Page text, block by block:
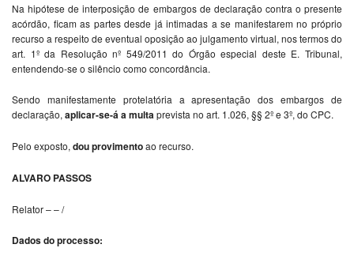
Na hipótese de interposição de embargos de declaração contra o presente
acórdão, ficam as partes desde já intimadas a se manifestarem no próprio
recurso a respeito de eventual oposição ao julgamento virtual, nos termos do
art. 1º da Resolução nº 549/2011 do Órgão especial deste E. Tribunal,
entendendo-se o silêncio como concordância.
Sendo manifestamente protelatória a apresentação dos embargos de
declaração, aplicar-se-á a multa prevista no art. 1.026, §§ 2º e 3º, do CPC.
Pelo exposto, dou provimentoao recurso.
ALVARO PASSOS
Relator – – /
Dados do processo: